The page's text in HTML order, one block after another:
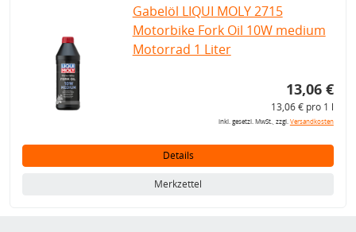
Gabelöl LIQUI MOLY 2715
Motorbike Fork Oil 10W medium
Motorrad 1 Liter
13,06 €
13,06 € pro 1 l
inkl. gesetzl. MwSt., zzgl.Versandkosten
Details
Merkzettel